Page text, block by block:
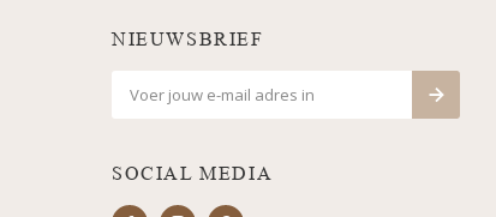
NIEUWSBRIEF
SOCIAL MEDIA